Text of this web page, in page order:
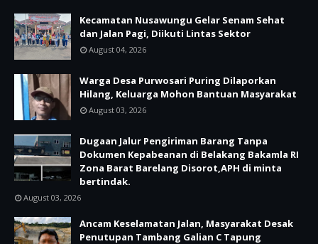
Kecamatan Nusawungu Gelar Senam Sehat
dan Jalan Pagi, Diikuti Lintas Sektor
August 04, 2026
Warga Desa Purwosari Puring Dilaporkan
Hilang, Keluarga Mohon Bantuan Masyarakat
August 03, 2026
Dugaan Jalur Pengiriman Barang Tanpa
Dokumen Kepabeanan di Belakang Bakamla RI
Zona Barat Barelang Disorot,APH di minta
bertindak.
August 03, 2026
Ancam Keselamatan Jalan, Masyarakat Desak
Penutupan Tambang Galian C Tapung